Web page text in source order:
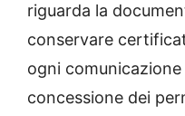
riguarda la
conservare
ogni
concessione dei